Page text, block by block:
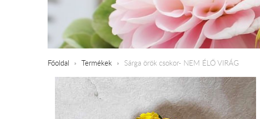
Főoldal Termékek Sárga örök csokor- NEM ÉLŐ VIRÁG